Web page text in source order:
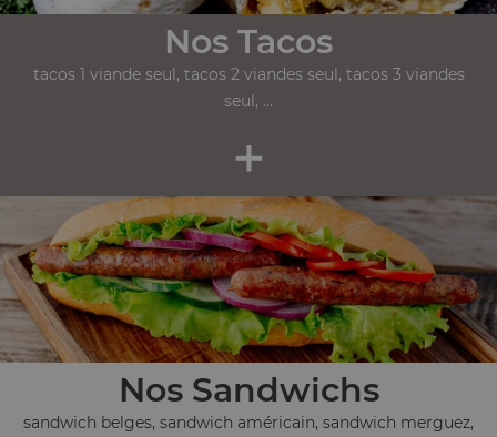
Nos Tacos
tacos 1 viande seul, tacos 2 viandes seul, tacos 3 viandes
seul, ...
+
Nos Sandwichs
sandwich belges, sandwich américain, sandwich merguez,